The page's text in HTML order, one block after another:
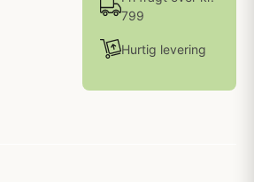
799
Hurtig levering